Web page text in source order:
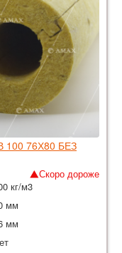
76Х80 БЕЗ
Скоро дороже
кг/м3
мм
мм